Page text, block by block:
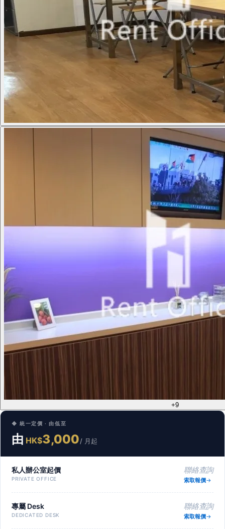
+9
◆ 統一定價 · 由低至
由 HK$3,000/ 月起
私人辦公室起價
PRIVATE OFFICE
聯絡查詢
索取報價
專屬 Desk
DEDICATED DESK
聯絡查詢
索取報價